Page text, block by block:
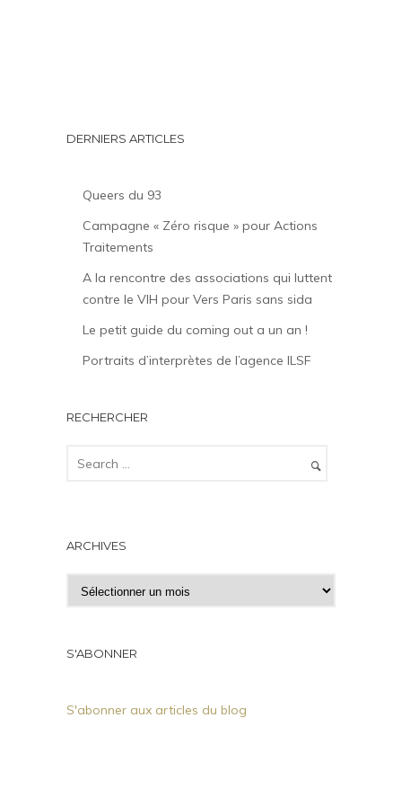
DERNIERS ARTICLES
Queers du 93
Campagne « Zéro risque » pour Actions
Traitements
A la rencontre des associations qui luttent
contre le VIH pour Vers Paris sans sida
Le petit guide du coming out a un an !
Portraits d’interprètes de l’agence ILSF
RECHERCHER
ARCHIVES
r
h
e
S'ABONNER
S'abonner aux articles du blog